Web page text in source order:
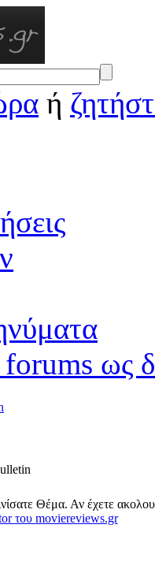
ή
ως
Θέμα. Αν έχετε
του moviereviews.gr